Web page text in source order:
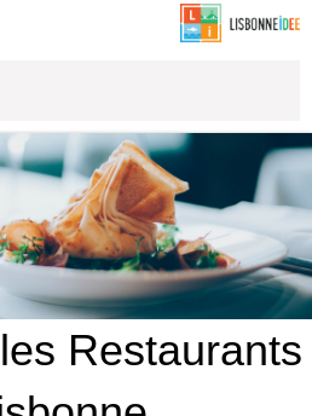
LE PORTUGAL
Restaurants